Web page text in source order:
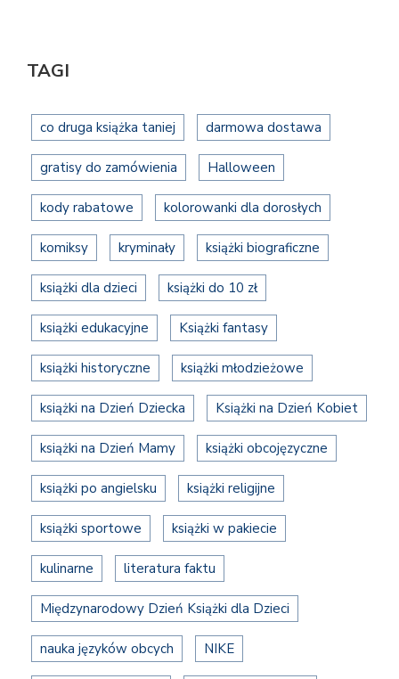
TAGI
co druga książka taniej darmowa dostawa
gratisy do zamówienia Halloween
kody rabatowe kolorowanki dla dorosłych
komiksy kryminały książki biograficzne
książki dla dzieci książki do 10 zł
książki edukacyjne Książki fantasy
książki historyczne książki młodzieżowe
książki na Dzień Dziecka Książki na Dzień Kobiet
książki na Dzień Mamy książki obcojęzyczne
książki po angielsku książki religijne
książki sportowe książki w pakiecie
kulinarne literatura faktu
Międzynarodowy Dzień Książki dla Dzieci
nauka języków obcych NIKE